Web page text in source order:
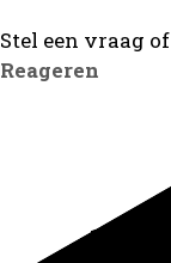
Stel een vraag
Reageren